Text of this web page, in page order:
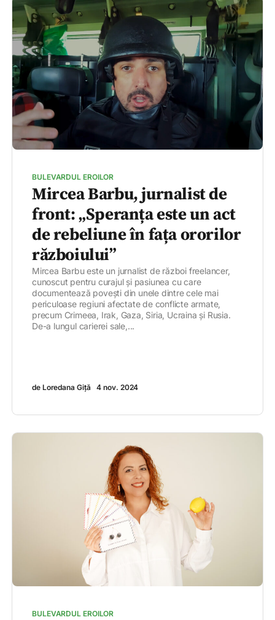
BULEVARDUL EROILOR
Mircea Barbu, jurnalist de
front: „Speranța este un act
de rebeliune în fața ororilor
războiului”
Mircea Barbu este un jurnalist de război freelancer,
cunoscut pentru curajul și pasiunea cu care
documentează povești din unele dintre cele mai
periculoase regiuni afectate de conflicte armate,
precum Crimeea, Irak, Gaza, Siria, Ucraina și Rusia.
De-a lungul carierei sale,...
de Loredana Giță 4 nov. 2024
BULEVARDUL EROILOR